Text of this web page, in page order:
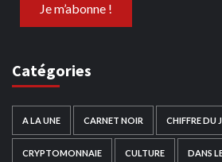
Catégories
A LA UNE CARNET NOIR CHIFFRE DU
CRYPTOMONNAIE CULTURE DANS